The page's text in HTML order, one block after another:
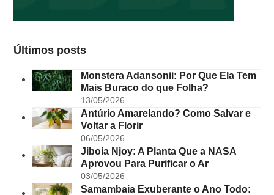
Últimos posts
Monstera Adansonii: Por Que Ela Tem
Mais Buraco do que Folha?
13/05/2026
Antúrio Amarelando? Como Salvar e
Voltar a Florir
06/05/2026
Jiboia Njoy: A Planta Que a NASA
Aprovou Para Purificar o Ar
03/05/2026
Samambaia Exuberante o Ano Todo: